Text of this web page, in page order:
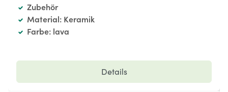
Zubehör
Material: Keramik
Farbe: lava
Details